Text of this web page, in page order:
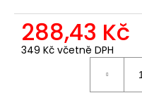
288,43 Kč
349 Kč včetně DPH
MICROFLEECOVÁ
PRACOVNÍ
MIKINA